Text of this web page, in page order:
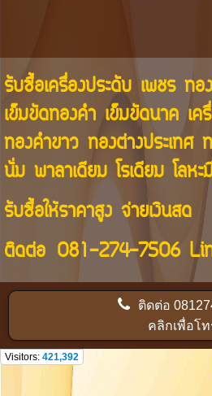
รับซื้อเครื่องประดับ เพชร ทอ
เข็มขัดทองคำ เข็มขัดนาค เค
ทองคำขาว ทองต่างประเทศ
นั่ม พาลาเดียม โรเดียม โลหะ
รับซื้อให้ราคาสูง จ่ายเงินสด
ติดต่อ 081-274-7506
ติดต่อ
คลิกเพื่อโท
Visitors: 421,392